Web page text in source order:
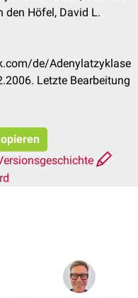
den Höfel, David L.
de/Adenylatzyklase
Letzte Bearbeitung